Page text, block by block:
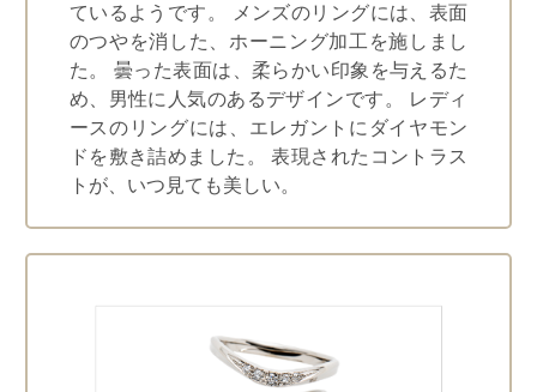
ているようです。 メンズのリングには、表面
のつやを消した、ホーニング加工を施しまし
た。 曇った表面は、柔らかい印象を与えるた
め、男性に人気のあるデザインです。 レディ
ースのリングには、エレガントにダイヤモン
ドを敷き詰めました。 表現されたコントラス
トが、いつ見ても美しい。